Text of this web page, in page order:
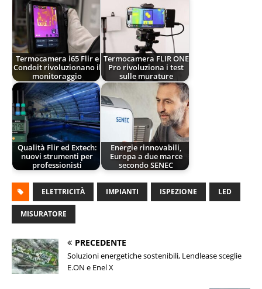
Termocamera i65 Flir e
Condoit rivoluzionano il
monitoraggio
Termocamera FLIR ONE
Pro rivoluziona i test
sulle murature
Qualità Flir ed Extech:
nuovi strumenti per
professionisti
Energie rinnovabili,
Europa a due marce
secondo SENEC
ELETTRICITÀ IMPIANTI ISPEZIONE LED
MISURATORE
PRECEDENTE
Soluzioni energetiche sostenibili, Lendlease sceglie
E.ON e Enel X